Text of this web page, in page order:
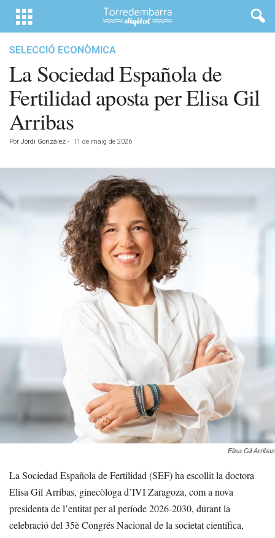
SELECCIÓ ECONÒMICA
La Sociedad Española de
Fertilidad aposta per Elisa Gil
Arribas
Por Jordi González - 11 de maig de 2026
Elisa Gil Arribas
La Sociedad Española de Fertilidad (SEF) ha escollit la doctora
Elisa Gil Arribas, ginecòloga d’IVI Zaragoza, com a nova
presidenta de l’entitat per al període 2026-2030, durant la
celebració del 35è Congrés Nacional de la societat científica,